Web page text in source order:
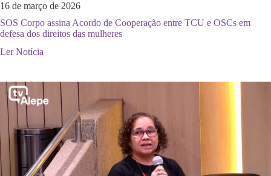
16 de março de 2026
SOS Corpo assina Acordo de Cooperação entre TCU e OSCs em
defesa dos direitos das mulheres
Ler Notícia